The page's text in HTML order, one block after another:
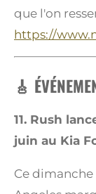
que l'on
https://
🎸
11. Rush
juin au Kia
Ce dimanche